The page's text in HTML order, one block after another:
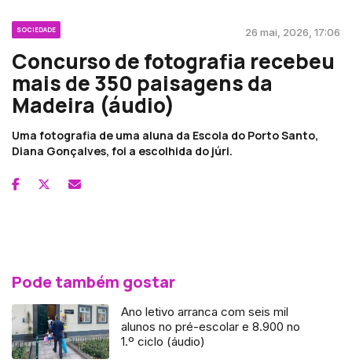
SOCIEDADE 26 mai, 2026, 17:06
Concurso de fotografia recebeu
mais de 350 paisagens da
Madeira (áudio)
Uma fotografia de uma aluna da Escola do Porto Santo,
Diana Gonçalves, foi a escolhida do júri.
Pode também gostar
Ano letivo arranca com seis mil
alunos no pré-escolar e 8.900 no
1.º ciclo (áudio)